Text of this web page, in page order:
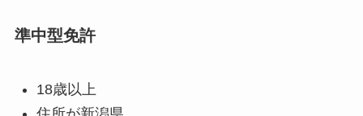
準中型免許
18歳以上